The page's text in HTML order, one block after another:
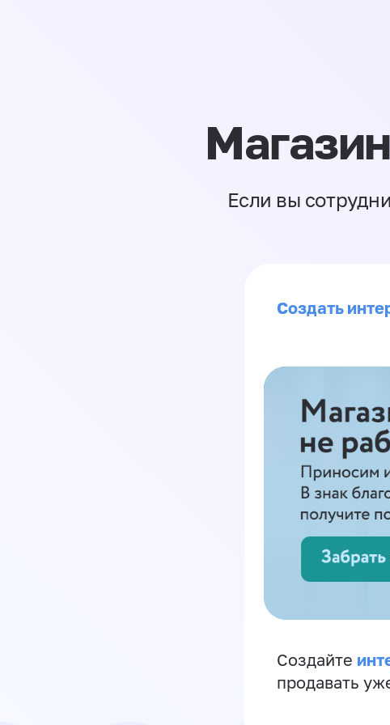
Если вы
Создать
Создайте
продавать